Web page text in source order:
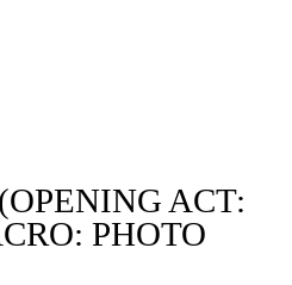
ACT:
PHOTO